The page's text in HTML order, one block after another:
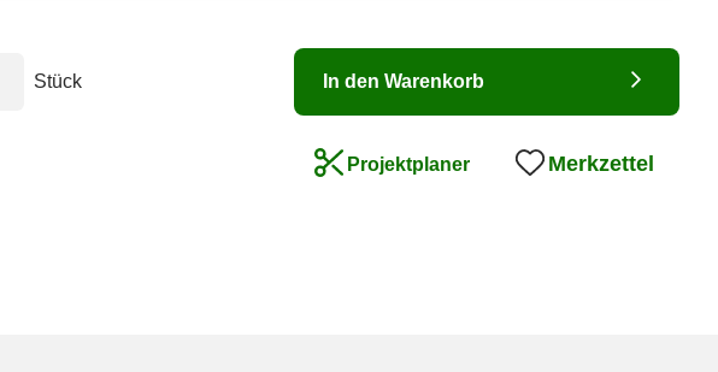
Stück In den Warenkorb
Projektplaner Merkzettel